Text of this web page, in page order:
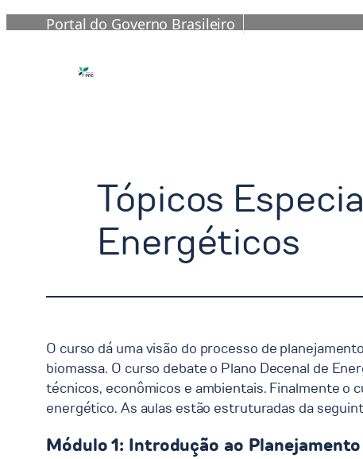
Portal do Governo Brasileiro
Tópicos
Energéticos
O curso dá uma visão do processo de
biomassa. O curso debate o Plano Decenal de
técnicos, econômicos e ambientais. Finalmente o
energético. As aulas estão estruturadas da
Módulo 1: Introdução ao